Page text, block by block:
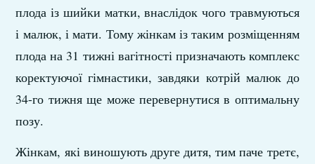
плода із шийки матки, внаслідок чого травмуються
і малюк, і мати. Тому жінкам із таким розміщенням
плода на 31 тижні вагітності призначають комплекс
коректуючої гімнастики, завдяки котрій малюк до
34-го тижня ще може перевернутися в оптимальну
позу.
Жінкам, які виношують друге дитя, тим паче третє,